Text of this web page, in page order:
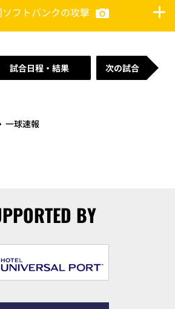
フトバンクの攻撃
試合日程・結果 次の試合
一球速報
BY